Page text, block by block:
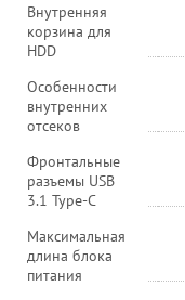
Внутренняя
корзина для
HDD
Особенности
внутренних
отсеков
Фронтальные
разъемы USB
3.1 Type-C
Максимальная
длина блока
питания